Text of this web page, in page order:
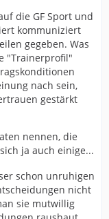
die GF Sport und
kommuniziert
gegeben. Was
"Trainerprofil"
nach sein,
gestärkt
nennen, die
ja auch einige...
schon unruhigen
nicht
sie mutwillig